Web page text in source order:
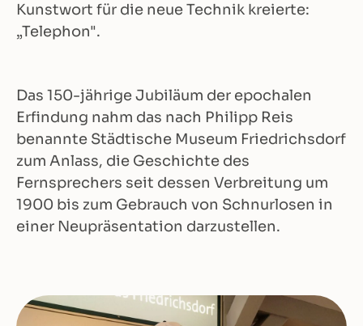
Kunstwort für die neue Technik kreierte:
„Telephon".
Das 150-jährige Jubiläum der epochalen
Erfindung nahm das nach Philipp Reis
benannte Städtische Museum Friedrichsdorf
zum Anlass, die Geschichte des
Fernsprechers seit dessen Verbreitung um
1900 bis zum Gebrauch von Schnurlosen in
einer Neupräsentation darzustellen.